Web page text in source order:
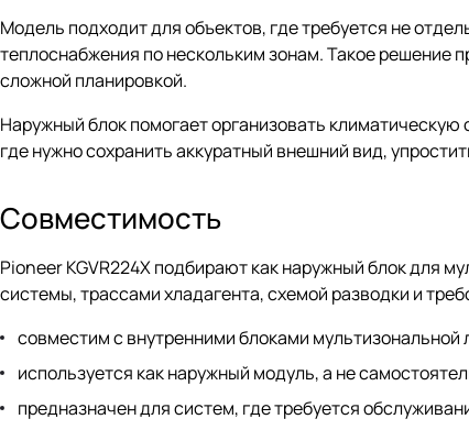
Модель подходит для объектов, где требуется не
теплоснабжения по нескольким зонам. Такое решение
сложной планировкой.
Наружный блок помогает организовать
где нужно сохранить аккуратный внешний вид,
Совместимость
Pioneer KGVR224X подбирают как наружный блок для
системы, трассами хладагента, схемой разводки и
совместим с внутренними блоками мультизональной
используется как наружный модуль, а не
предназначен для систем, где требуется